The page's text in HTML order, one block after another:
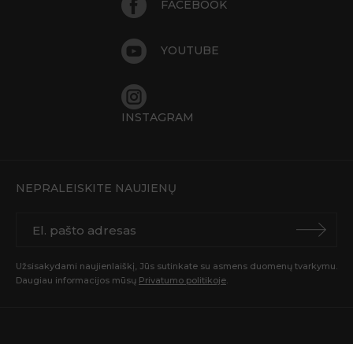
FACEBOOK
YOUTUBE
INSTAGRAM
NEPRALEISKITE NAUJIENŲ
Užsisakydami naujienlaiškį, Jūs sutinkate su asmens duomenų tvarkymu.
Daugiau informacijos mūsų Privatumo politikoje.